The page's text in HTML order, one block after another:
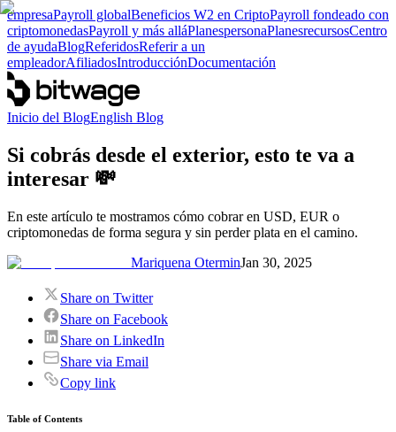
empresaPayroll globalBeneficios W2 en CriptoPayroll fondeado con
criptomonedasPayroll y más alláPlanespersonaPlanesrecursosCentro
de ayudaBlogReferidosReferir a un
empleadorAfiliadosIntroducciónDocumentación
Inicio del BlogEnglish Blog
Si cobrás desde el exterior, esto te va a
interesar 💸
En este artículo te mostramos cómo cobrar en USD, EUR o
criptomonedas de forma segura y sin perder plata en el camino.
Mariquena OterminJan 30, 2025
Share on Twitter
Share on Facebook
Share on LinkedIn
Share via Email
Copy link
Table of Contents